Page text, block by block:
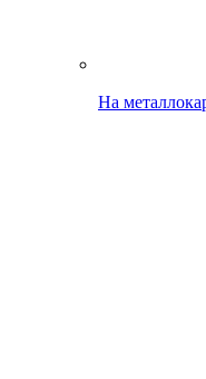
На